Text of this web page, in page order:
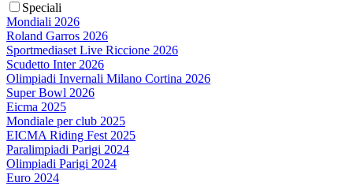
Speciali
Mondiali 2026
Roland Garros 2026
Sportmediaset Live Riccione 2026
Scudetto Inter 2026
Olimpiadi Invernali Milano Cortina 2026
Super Bowl 2026
Eicma 2025
Mondiale per club 2025
EICMA Riding Fest 2025
Paralimpiadi Parigi 2024
Olimpiadi Parigi 2024
Euro 2024